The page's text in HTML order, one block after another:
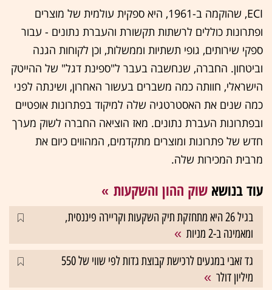
ECI, שהוקמה ב-1961, היא ספקית עולמית של מוצרים
ופתרונות כוללים לרשתות תקשורת והעברת נתונים - עבור
ספקי שירותים, גופי תשתיות וממשלות, וכן לקוחות הגנה
וביטחון. החברה, שנחשבה בעבר ל"ספינת דגל" של ההייטק
הישראלי, חוותה כמה משברים בעשור האחרון, ושינתה לפני
כמה שנים את האסטרטגיה שלה למיקוד בפתרונות אופטיים
ובפתרונות העברת נתונים. מאז הוציאה החברה לשוק מערך
חדש של פתרונות ומוצרים מתקדמים, המהווים כיום את
מרבית המכירות שלה.
עוד בנושא שוק ההון והשקעות
בגיל 26 היא מתחזקת תיק השקעות וקריירה פיננסית,
ומאמינה ב-2 מניות
גד זאבי במגעים לרכישת קבוצת גדות לפי שווי של 550
מיליון דולר